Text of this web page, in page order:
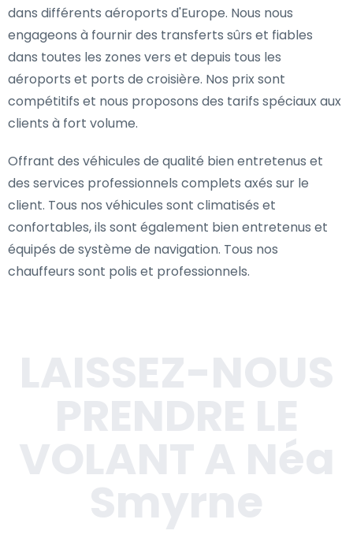
dans différents aéroports d'Europe. Nous nous
engageons à fournir des transferts sûrs et fiables
dans toutes les zones vers et depuis tous les
aéroports et ports de croisière. Nos prix sont
compétitifs et nous proposons des tarifs spéciaux aux
clients à fort volume.
Offrant des véhicules de qualité bien entretenus et
des services professionnels complets axés sur le
client. Tous nos véhicules sont climatisés et
confortables, ils sont également bien entretenus et
équipés de système de navigation. Tous nos
chauffeurs sont polis et professionnels.